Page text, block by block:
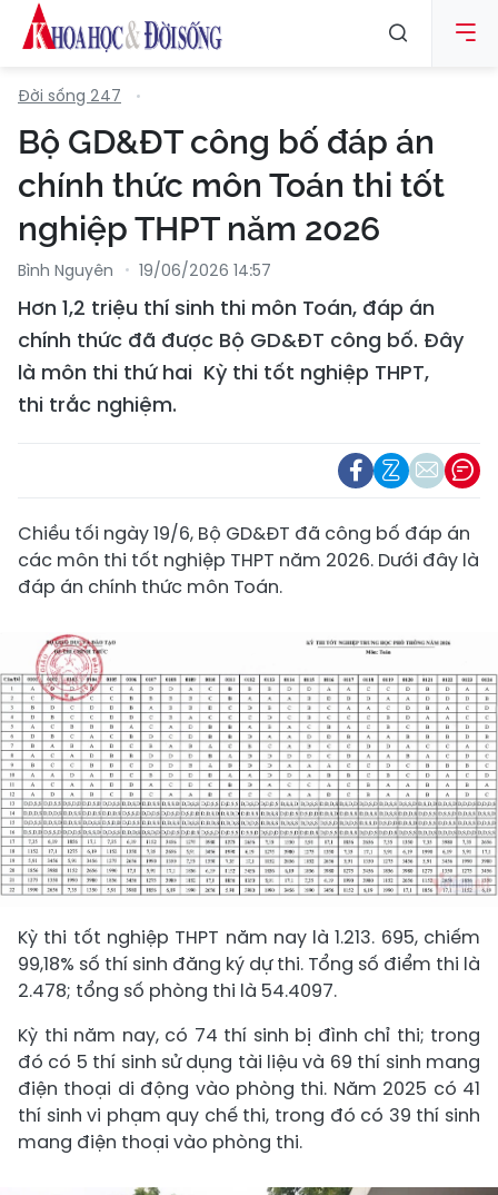
Đời sống 247
Bộ GD&ĐT công bố đáp án
chính thức môn Toán thi tốt
nghiệp THPT năm 2026
Bình Nguyên 19/06/2026 14:57
Hơn 1,2 triệu thí sinh thi môn Toán, đáp án
chính thức đã được Bộ GD&ĐT công bố. Đây
là môn thi thứ hai Kỳ thi tốt nghiệp THPT,
thi trắc nghiệm.
Chiều tối ngày 19/6, Bộ GD&ĐT đã công bố đáp án
các môn thi tốt nghiệp THPT năm 2026. Dưới đây là
đáp án chính thức môn Toán.
Kỳ thi tốt nghiệp THPT năm nay là 1.213. 695, chiếm
99,18% số thí sinh đăng ký dự thi. Tổng số điểm thi là
2.478; tổng số phòng thi là 54.4097.
Kỳ thi năm nay, có 74 thí sinh bị đình chỉ thi; trong
đó có 5 thí sinh sử dụng tài liệu và 69 thí sinh mang
điện thoại di động vào phòng thi. Năm 2025 có 41
thí sinh vi phạm quy chế thi, trong đó có 39 thí sinh
mang điện thoại vào phòng thi.